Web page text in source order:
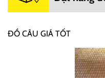
ĐỒ CÂU GIÁ TỐT